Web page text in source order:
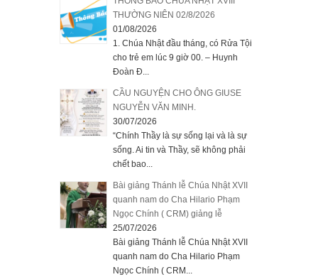
THƯỜNG NIÊN 02/8/2026
01/08/2026
1. Chúa Nhật đầu tháng, có Rửa Tội
cho trẻ em lúc 9 giờ 00. – Huynh
Đoàn Đ...
CẦU NGUYỆN CHO ÔNG GIUSE
NGUYỄN VĂN MINH.
30/07/2026
“Chính Thầy là sự sống lại và là sự
sống. Ai tin và Thầy, sẽ không phải
chết bao...
Bài giảng Thánh lễ Chúa Nhật XVII
quanh nam do Cha Hilario Phạm
Ngọc Chính ( CRM) giảng lễ
25/07/2026
Bài giảng Thánh lễ Chúa Nhật XVII
quanh nam do Cha Hilario Phạm
Ngọc Chính ( CRM...